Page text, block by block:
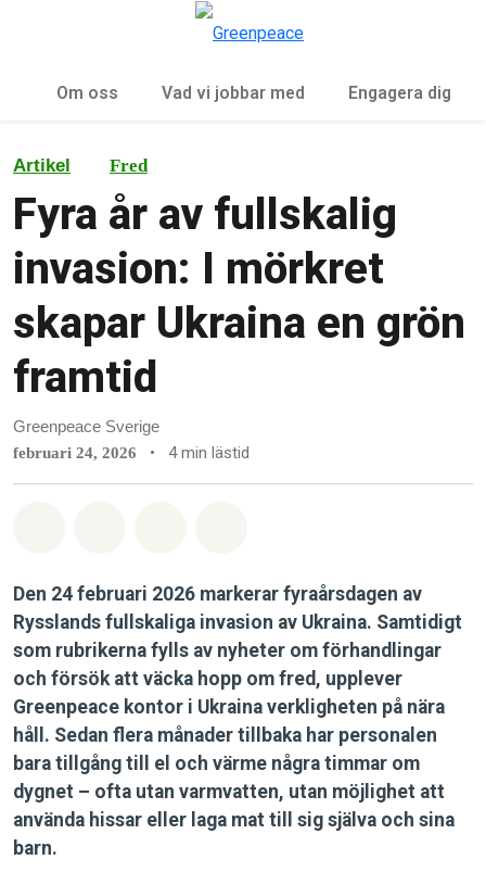
Om oss Vad vi jobbar med Engagera dig
Artikel Fred
Fyra år av fullskalig
invasion: I mörkret
skapar Ukraina en grön
framtid
Greenpeace Sverige
februari 24, 2026 • 4 min lästid
Den 24 februari 2026 markerar fyraårsdagen av
Rysslands fullskaliga invasion av Ukraina. Samtidigt
som rubrikerna fylls av nyheter om förhandlingar
och försök att väcka hopp om fred, upplever
Greenpeace kontor i Ukraina verkligheten på nära
håll. Sedan flera månader tillbaka har personalen
bara tillgång till el och värme några timmar om
dygnet – ofta utan varmvatten, utan möjlighet att
använda hissar eller laga mat till sig själva och sina
barn.